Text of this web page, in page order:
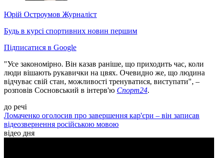
Юрій Остроумов Журналіст
Будь в курсі спортивних новин першим
Підписатися в Google
"Усе закономірно. Він казав раніше, що приходить час, коли
люди вішають рукавички на цвях. Очевидно же, що людина
відчуває свій стан, можливості тренуватися, виступати", –
розповів Сосновський в інтерв'ю Спорт24.
до речі
Ломаченко оголосив про завершення кар'єри – він записав
відеозвернення російською мовою
відео дня